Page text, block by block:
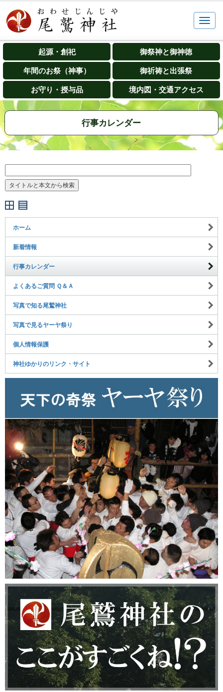
起源・創祀 御祭神と御神徳
年間のお祭（神事） 御祈祷と出張祭
お守り・授与品 境内図・交通アクセス
行事カレンダー
ホーム
新着情報
行事カレンダー
よくあるご質問 Ｑ＆Ａ
写真で知る尾鷲神社
写真で見るヤーヤ祭り
個人情報保護
神社ゆかりのリンク・サイト